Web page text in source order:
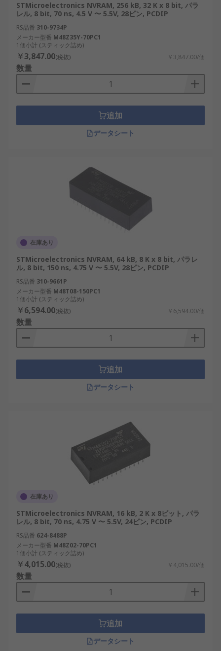
STMicroelectronics NVRAM, 256 kB, 32 K x 8 bit, パラ
レル, 8 bit, 70 ns, 4.5 V 〜 5.5V, 28ピン, PCDIP
RS品番 310-9734P
メーカー型番 M48Z35Y-70PC1
1個小計 (スティック詰め)
￥3,847.00(税抜) ￥3,847.00/個
数量
追加
データシート
在庫あり
STMicroelectronics NVRAM, 64 kB, 8 K x 8 bit, パラレ
ル, 8 bit, 150 ns, 4.75 V 〜 5.5V, 28ピン, PCDIP
RS品番 310-9661P
メーカー型番 M48T08-150PC1
1個小計 (スティック詰め)
￥6,594.00(税抜) ￥6,594.00/個
数量
追加
データシート
在庫あり
STMicroelectronics NVRAM, 16 kB, 2 K x 8ビット, パラ
レル, 8 bit, 70 ns, 4.75 V 〜 5.5V, 24ピン, PCDIP
RS品番 624-8488P
メーカー型番 M48Z02-70PC1
1個小計 (スティック詰め)
￥4,015.00(税抜) ￥4,015.00/個
数量
追加
データシート